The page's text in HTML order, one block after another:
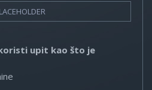
upit kao što je